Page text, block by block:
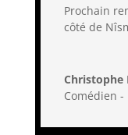
Prochain
côté de
Christophe
Comédien -